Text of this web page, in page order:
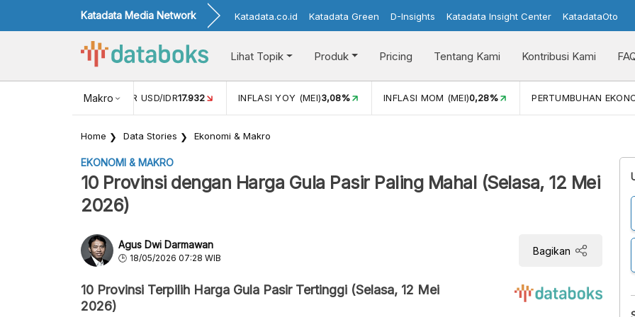
Katadata Media Network Katadata.co.id Katadata Green D-Insights Katadata Insight Center KatadataOto
Lihat Topik Produk Pricing Tentang Kami Kontribusi Kami
Makro
NILAI TUKAR USD/IDR17.932 INFLASI YOY (MEI)3,08% INFLASI MOM (MEI)0,28% PERTUMBUHAN
Home Data Stories Ekonomi & Makro
EKONOMI & MAKRO
10 Provinsi dengan Harga Gula Pasir Paling Mahal (Selasa, 12 Mei
2026)
Agus Dwi Darmawan
18/05/2026 07:28 WIB
Bagikan
10 Provinsi Terpilih Harga Gula Pasir Tertinggi (Selasa, 12 Mei
2026)